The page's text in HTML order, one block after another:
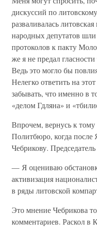
дискуссий по
разваливалась
народных депутатов
протоколов к пакту
же я не предал
Ведь это могло бы
Нелегко ответить на
забывать, что именно в
«делом Гдляна» и
Впрочем, вернусь к
Политбюро, когда после
Чебрикову.
— Я оцениваю
активизация
в ряды литовской
Это мнение Чебрикова
комментариев. Раскол в